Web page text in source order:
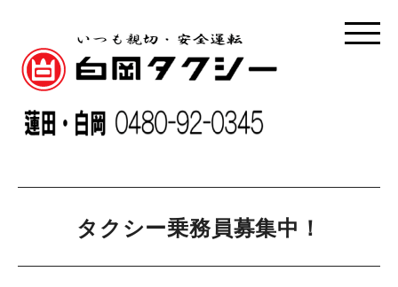
タクシー乗務員募集中！